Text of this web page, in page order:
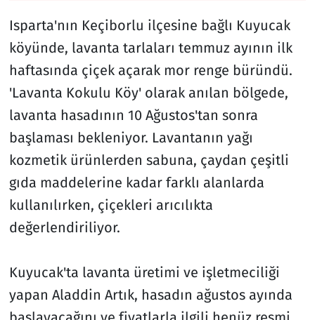
Isparta'nın Keçiborlu ilçesine bağlı Kuyucak
köyünde, lavanta tarlaları temmuz ayının ilk
haftasında çiçek açarak mor renge büründü.
'Lavanta Kokulu Köy' olarak anılan bölgede,
lavanta hasadının 10 Ağustos'tan sonra
başlaması bekleniyor. Lavantanın yağı
kozmetik ürünlerden sabuna, çaydan çeşitli
gıda maddelerine kadar farklı alanlarda
kullanılırken, çiçekleri arıcılıkta
değerlendiriliyor.
Kuyucak'ta lavanta üretimi ve işletmeciliği
yapan Aladdin Artık, hasadın ağustos ayında